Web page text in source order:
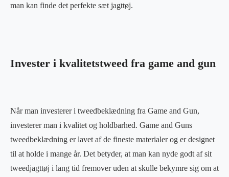
man kan finde det perfekte sæt jagttøj.
Invester i kvalitetstweed fra game and gun
Når man investerer i tweedbeklædning fra Game and Gun,
investerer man i kvalitet og holdbarhed. Game and Guns
tweedbeklædning er lavet af de fineste materialer og er designet
til at holde i mange år. Det betyder, at man kan nyde godt af sit
tweedjagttøj i lang tid fremover uden at skulle bekymre sig om at